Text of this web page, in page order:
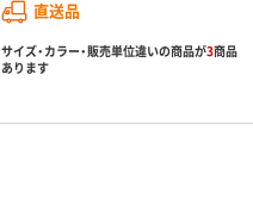
直送品
サイズ・カラー・販売単位違いの商品が3商品
あります